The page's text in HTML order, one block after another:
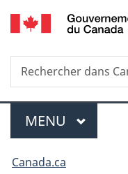
Recherche
Rechercher
dans
Menu
MENU PRINCIPAL
Vous
Canada.ca